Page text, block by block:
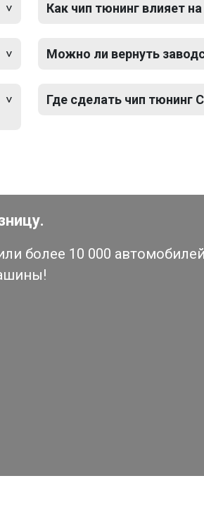
Как чип тюнинг влияет
Можно ли вернуть
Где сделать чип тюнинг
более 10 000